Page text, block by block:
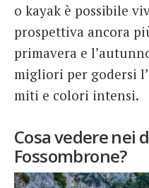
o kayak è possibile
prospettiva ancora
primavera e
migliori per godersi
miti e colori intensi.
Cosa vedere nei
Fossombrone?